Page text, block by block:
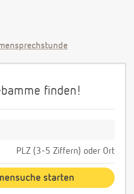
finden!
PLZ (3-5 Ziffern) oder Ort